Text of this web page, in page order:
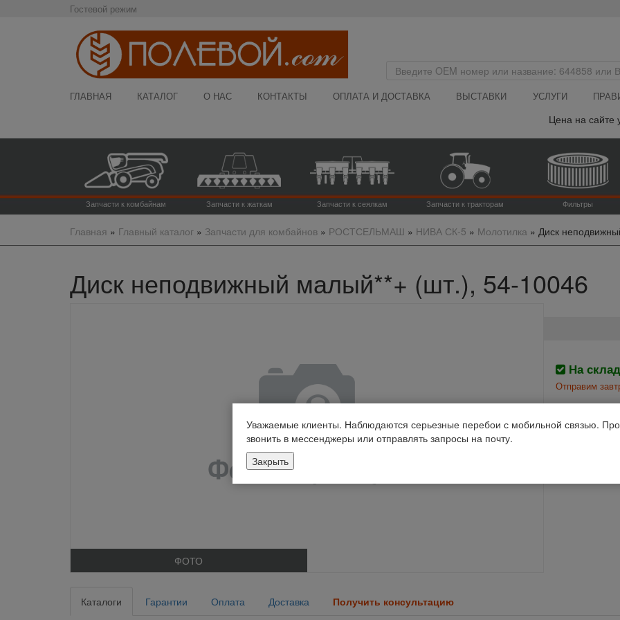
Гостевой режим
ГЛАВНАЯ КАТАЛОГ О НАС КОНТАКТЫ ОПЛАТА И ДОСТАВКА ВЫСТАВКИ УСЛУГИ
Цена на сайте
Запчасти к комбайнам Запчасти к жаткам Запчасти к сеялкам Запчасти к тракторам Фильтры
Главная » Главный каталог» Запчасти для комбайнов» РОСТСЕЛЬМАШ » НИВА СК-5 » Молотилка» Диск
Диск неподвижный малый**+ (шт.), 54-10046
ФОТО
На
Отправим
Каталоги Гарантии Оплата Доставка Получить консультацию
Уважаемые клиенты. Наблюдаются серьезные перебои с мобильной связью.
звонить в мессенджеры или отправлять запросы на почту.
Закрыть